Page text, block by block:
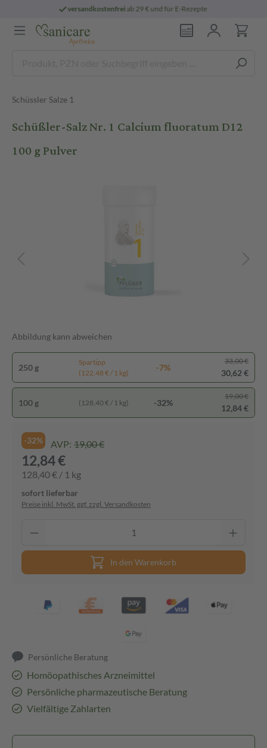
ab 29 € und für E-Rezepte
Schüssler Salze 1
Schüßler-Salz Nr. 1 Calcium fluoratum D12
100 g Pulver
Abbildung kann abweichen
250 g
Spartipp
(122,48 € / 1 kg)
-7%
33,00 €
30,62 €
100 g (128,40 € / 1 kg) -32%
19,00 €
12,84 €
-32% AVP: 19,00 €
12,84 €
128,40 € / 1 kg
sofort lieferbar
Preise inkl. MwSt. ggf. zzgl. Versandkosten
In den Warenkorb
Persönliche Beratung
Homöopathisches Arzneimittel
Persönliche pharmazeutische Beratung
Vielfältige Zahlarten